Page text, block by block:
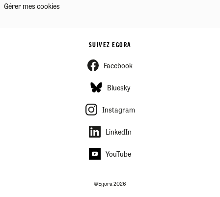
Gérer mes cookies
SUIVEZ EGORA
Facebook
Bluesky
Instagram
LinkedIn
YouTube
©Egora 2026